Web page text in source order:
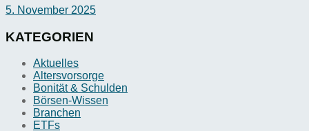
5. November 2025
KATEGORIEN
Aktuelles
Altersvorsorge
Bonität & Schulden
Börsen-Wissen
Branchen
ETFs